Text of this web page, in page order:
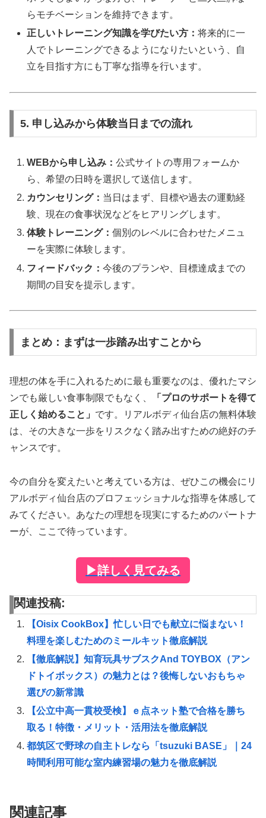
らモチベーションを維持できます。
正しいトレーニング知識を学びたい方：将来的に一
人でトレーニングできるようになりたいという、自
立を目指す方にも丁寧な指導を行います。
5. 申し込みから体験当日までの流れ
WEBから申し込み：公式サイトの専用フォームか
ら、希望の日時を選択して送信します。
カウンセリング： 当日はまず、目標や過去の運動経
験、現在の食事状況などをヒアリングします。
体験トレーニング：個別のレベルに合わせたメニュ
ーを実際に体験します。
フィードバック：今後のプランや、目標達成までの
期間の目安を提示します。
まとめ：まずは一歩踏み出すことから
理想の体を手に入れるために最も重要なのは、優れたマシ
ンでも厳しい食事制限でもなく、
「プロのサポートを得て
正しく始めること」 です。リアルボディ仙台店の無料体験
は、その大きな一歩をリスクなく踏み出すための絶好のチ
ャンスです。
今の自分を変えたいと考えている方は、ぜひこの機会にリ
アルボディ仙台店のプロフェッショナルな指導を体感して
みてください。あなたの理想を現実にするためのパートナ
ーが、ここで待っています。
▶詳しく見てみる
関連投稿:
【Oisix CookBox】忙しい日でも献立に悩まない！
料理を楽しむためのミールキット徹底解説
【徹底解説】知育玩具サブスクAnd TOYBOX（アン
ドトイボックス）の魅力とは？後悔しないおもちゃ
選びの新常識
【公立中高一貫校受検】ｅ点ネット塾で合格を勝ち
取る！特徴・メリット・活用法を徹底解説
都筑区で野球の自主トレなら「tsuzuki BASE」｜24
時間利用可能な室内練習場の魅力を徹底解説
関連記事